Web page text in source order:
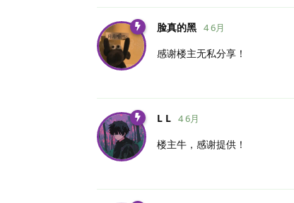
脸真的黑 4 6月
感谢楼主无私分享！
L L 4 6月
楼主牛，感谢提供！